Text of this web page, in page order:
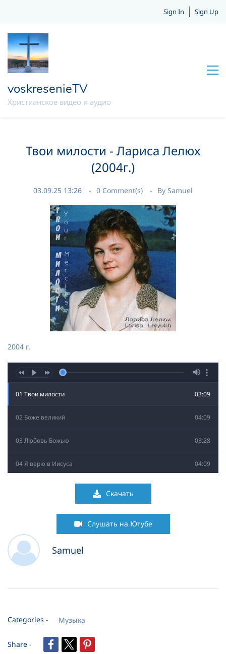
Sign In Sign Up
voskresenieTV
Христианское видео и аудио
Твои милости - Лариса Лелюх
(2004г.)
03.09.25 13:26 0 Comment(s) By Samuel
2004 г.
01 Твои милости 03:09
02 Боже великий 04:09
03 Любовь Божью 03:28
04 Я верю в Иисуса 04:09
07 Научи нас
08 Нежность
11 Христос молчал
12 Я колени склоню
Скачать
Слушать на Ютубе
Samuel
Categories - Музыка
Share -